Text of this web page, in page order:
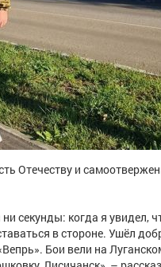
Отечеству и
секунды: когда я увидел,
в стороне. Ушёл
Бои вели на